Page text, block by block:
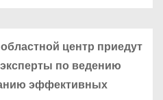
центр приедут
по ведению
эффективных